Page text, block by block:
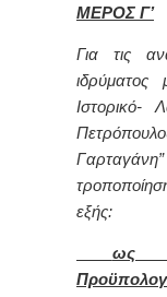
ΜΕΡΟΣ Γ’
Για τις
ιδρύματος
Ιστορικό-
εξής:
ως